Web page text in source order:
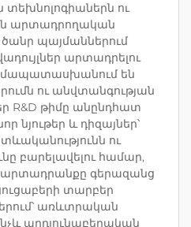
տեխնոլոգիաներն ու
արտադրողական
պայմաններում
արտադրելու
են
ու անվտանգության
R&D թիմը անընդհատ
նյութեր և դիզայներ՝
ու
բարելավելու համար,
արտադրանքը գերազանց
տարբեր
առևտրական
արդյունաբերական